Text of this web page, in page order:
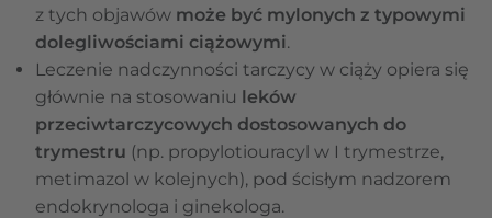
z tych objawów może być mylonych z typowymi
dolegliwościami ciążowymi.
Leczenie nadczynności tarczycy w ciąży opiera się
głównie na stosowaniu leków
przeciwtarczycowych dostosowanych do
trymestru (np. propylotiouracyl w I trymestrze,
metimazol w kolejnych), pod ścisłym nadzorem
endokrynologa i ginekologa.